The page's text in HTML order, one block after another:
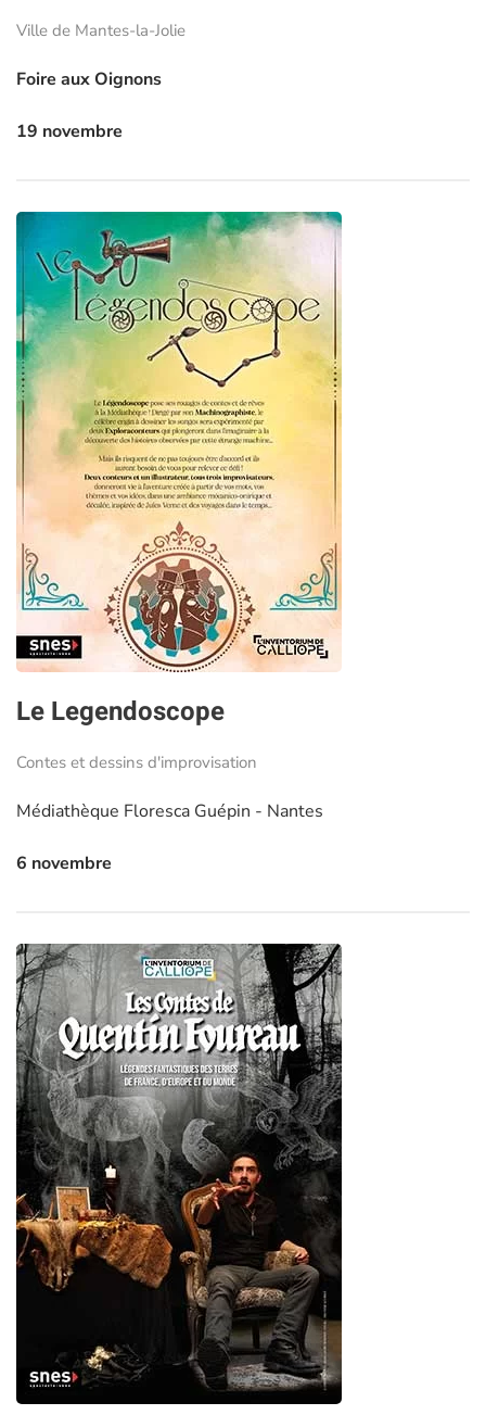
Ville de Mantes-la-Jolie
Foire aux Oignons
19 novembre
Le Legendoscope
Contes et dessins d'improvisation
Médiathèque Floresca Guépin - Nantes
6 novembre